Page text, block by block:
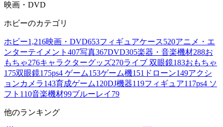
映画・DVD
ホビーのカテゴリ
ホビー1,216映画・DVD653フィギュアケース520アニメ・エ
ンターテイメント 407写真367DVD305楽器・音楽機材288お
もちゃ276キャラクターグッズ270ライブ 双眼鏡183おもちゃ
175双眼鏡175ps4 ゲーム153ゲーム機151 ドローン149アクシ
ョンカメラ143育成ゲーム120DJ機器119フィギュア117ps4 ソ
フト 110音楽機材99ブルーレイ 79
他のランキング